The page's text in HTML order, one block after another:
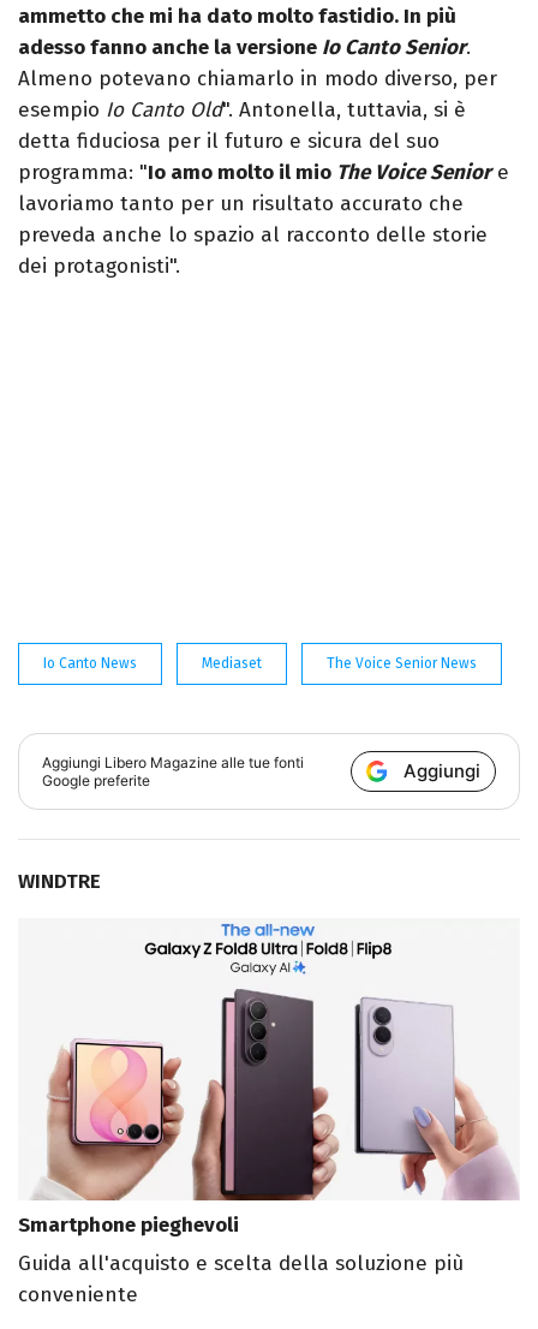
ammetto che mi ha dato molto fastidio. In più
adesso fanno anche la versione Io Canto Senior.
Almeno potevano chiamarlo in modo diverso, per
esempio Io Canto Old". Antonella, tuttavia, si è
detta fiduciosa per il futuro e sicura del suo
programma: "Io amo molto il mio The Voice Seniore
lavoriamo tanto per un risultato accurato che
preveda anche lo spazio al racconto delle storie
dei protagonisti".
Io Canto News Mediaset The Voice Senior News
Aggiungi Libero Magazine alle tue fonti
Google preferite
Aggiungi
WINDTRE
Smartphone pieghevoli
Guida all'acquisto e scelta della soluzione più
conveniente